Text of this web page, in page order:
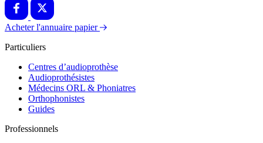
Acheter l'annuaire papier
Particuliers
Centres d’audioprothèse
Audioprothésistes
Médecins ORL & Phoniatres
Orthophonistes
Guides
Professionnels